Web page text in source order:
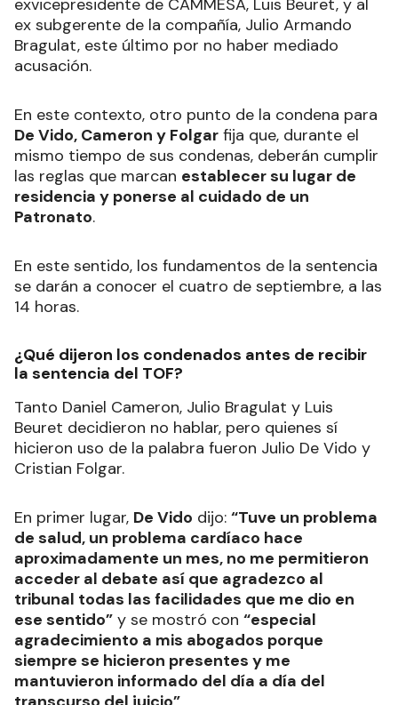
exvicepresidente de CAMMESA, Luis Beuret, y al
ex subgerente de la compañía, Julio Armando
Bragulat, este último por no haber mediado
acusación.
En este contexto, otro punto de la condena para
De Vido, Cameron y Folgar fija que, durante el
mismo tiempo de sus condenas, deberán cumplir
las reglas que marcan establecer su lugar de
residencia y ponerse al cuidado de un
Patronato.
En este sentido, los fundamentos de la sentencia
se darán a conocer el cuatro de septiembre, a las
14 horas.
¿Qué dijeron los condenados antes de recibir
la sentencia del TOF?
Tanto Daniel Cameron, Julio Bragulat y Luis
Beuret decidieron no hablar, pero quienes sí
hicieron uso de la palabra fueron Julio De Vido y
Cristian Folgar.
En primer lugar, De Vido dijo: “Tuve un problema
de salud, un problema cardíaco hace
aproximadamente un mes, no me permitieron
acceder al debate así que agradezco al
tribunal todas las facilidades que me dio en
ese sentido” y se mostró con “especial
agradecimiento a mis abogados porque
siempre se hicieron presentes y me
mantuvieron informado del día a día del